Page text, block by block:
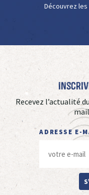
Découvrez les
Recevez l’actualité
ADRESSE E-